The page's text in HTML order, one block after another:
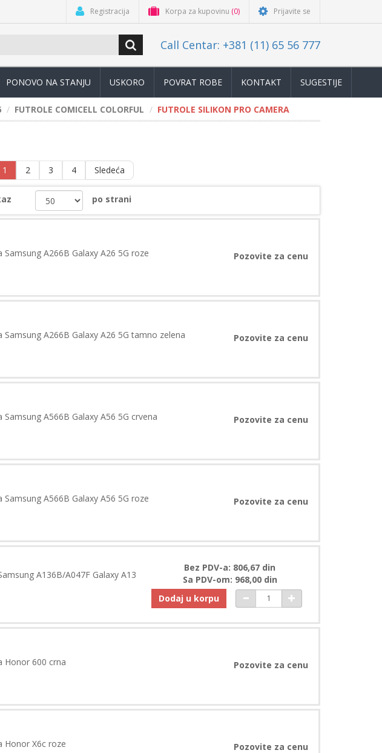
Registracija Korpa za kupovinu (0) Prijavite se
Call Centar: +381 (11) 65 56 777
PONOVO NA STANJU USKORO POVRAT ROBE KONTAKT SUGESTIJE
FUTROLE COMICELL COLORFUL FUTROLE SILIKON PRO CAMERA
1 2 3 4 Sledeća
po strani
A266B Galaxy A26 5G roze Pozovite za cenu
A266B Galaxy A26 5G tamno zelena Pozovite za cenu
A566B Galaxy A56 5G crvena Pozovite za cenu
A566B Galaxy A56 5G roze Pozovite za cenu
A136B/A047F Galaxy A13
Bez PDV-a: 806,67 din
Sa PDV-om: 968,00 din
Dodaj u korpu
Honor 600 crna Pozovite za cenu
Honor X6c roze Pozovite za cenu